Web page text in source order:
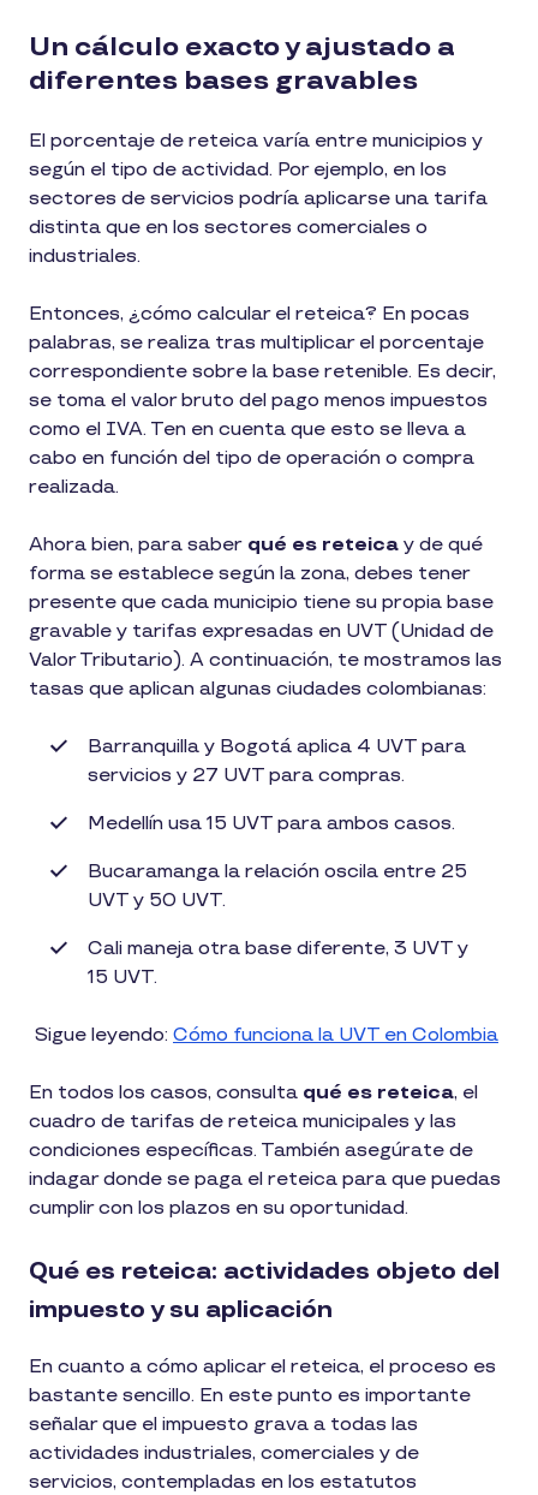
Un cálculo exacto y ajustado a
diferentes bases gravables
El porcentaje de reteica varía entre municipios y
según el tipo de actividad. Por ejemplo, en los
sectores de servicios podría aplicarse una tarifa
distinta que en los sectores comerciales o
industriales.
Entonces, ¿cómo calcular el reteica? En pocas
palabras, se realiza tras multiplicar el porcentaje
correspondiente sobre la base retenible. Es decir,
se toma el valor bruto del pago menos impuestos
como el IVA. Ten en cuenta que esto se lleva a
cabo en función del tipo de operación o compra
realizada.
Ahora bien, para saber qué es reteica y de qué
forma se establece según la zona, debes tener
presente que cada municipio tiene su propia base
gravable y tarifas expresadas en UVT (Unidad de
Valor Tributario). A continuación, te mostramos las
tasas que aplican algunas ciudades colombianas:
Barranquilla y Bogotá aplica 4 UVT para
servicios y 27 UVT para compras.
Medellín usa 15 UVT para ambos casos.
Bucaramanga la relación oscila entre 25
UVT y 50 UVT.
Cali maneja otra base diferente, 3 UVT y
15 UVT.
Sigue leyendo: Cómo funciona la UVT en Colombia
En todos los casos, consulta qué es reteica, el
cuadro de tarifas de reteica municipales y las
condiciones específicas. También asegúrate de
indagar donde se paga el reteica para que puedas
cumplir con los plazos en su oportunidad.
Qué es reteica: actividades objeto del
impuesto y su aplicación
En cuanto a cómo aplicar el reteica, el proceso es
bastante sencillo. En este punto es importante
señalar que el impuesto grava a todas las
actividades industriales, comerciales y de
servicios, contempladas en los estatutos